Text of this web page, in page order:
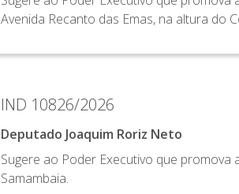
Avenida Recanto das Emas, na altura do
IND 10826/2026
Deputado Joaquim Roriz Neto
Sugere ao Poder Executivo que promova
Samambaia.